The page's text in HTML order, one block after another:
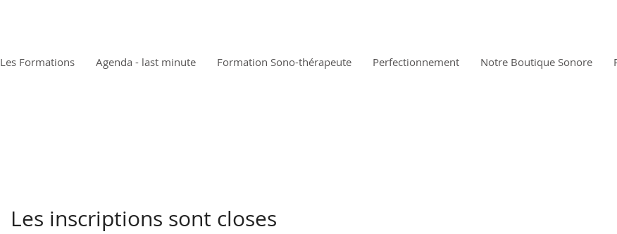
Les Formations Agenda - last minute Formation Sono-thérapeute Perfectionnement Notre Boutique Sonore
Les inscriptions sont closes